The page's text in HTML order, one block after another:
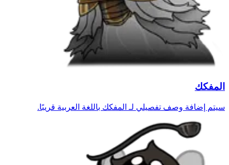
المفكك
سيتم إضافة وصف تفصيلي لـ المفكك باللغة العربية قريبًا.